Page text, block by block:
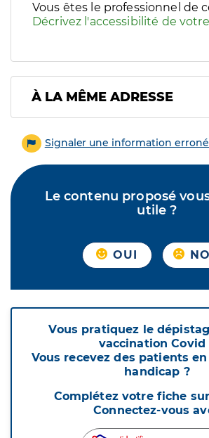
Vous êtes le professionnel de
Décrivez l'accessibilité de
À LA MÊME ADRESSE
Signaler une information
Le contenu proposé
utile ?
OUI
Vous pratiquez le
vaccination Covid
Vous recevez des patients
handicap ?
Complétez votre fiche
Connectez-vous